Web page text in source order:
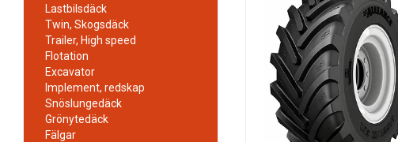
Lastbilsdäck
Twin, Skogsdäck
Trailer, High speed
Flotation
Excavator
Implement, redskap
Snöslungedäck
Grönytedäck
Fälgar